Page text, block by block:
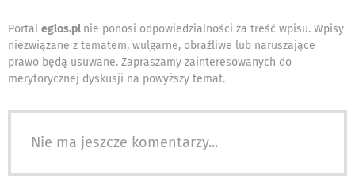
Portal eglos.pl nie ponosi odpowiedzialności za treść wpisu. Wpisy
niezwiązane z tematem, wulgarne, obraźliwe lub naruszające
prawo będą usuwane. Zapraszamy zainteresowanych do
merytorycznej dyskusji na powyższy temat.
Nie ma jeszcze komentarzy...